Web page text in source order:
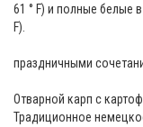
61 ° F) и полные белые
F).
праздничными
Отварной карп с
Традиционное